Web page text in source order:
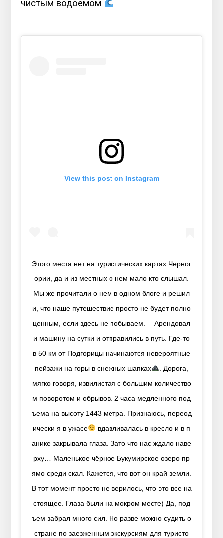
чистым водоемом
View this post on Instagram
Этого места нет на туристических картах Черног
ории, да и из местных о нем мало кто слышал.
Мы же прочитали о нем в одном блоге и решил
и, что наше путешествие просто не будет полно
ценным, если здесь не побываем. ⠀ Арендовал
и машину на сутки и отправились в путь. Где-то
в 50 км от Подгорицы начинаются невероятные
пейзажи на горы в снежных шапках
. Дорога,
мягко говоря, извилистая с большим количество
м поворотом и обрывов. 2 часа медленного под
ъема на высоту 1443 метра. Признаюсь, переод
ически я в ужасе
вдавливалась в кресло и в п
анике закрывала глаза. Зато что нас ждало наве
рху… Маленькое чёрное Букумирское озеро пр
ямо среди скал. Кажется, что вот он край земли.
В тот момент просто не верилось, что это все на
стоящее. Глаза были на мокром месте) Да, под
ъем забрал много сил. Но разве можно судить о
стране по заезженным экскурсиям для туристо